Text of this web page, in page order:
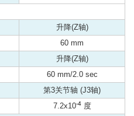
升降(Z轴)
60 mm
升降(Z轴)
60 mm/2.0 sec
第3关节轴 (J3轴)
7.2x10-4度